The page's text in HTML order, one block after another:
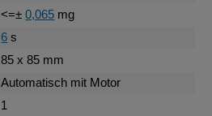
<=±0,065 mg
6 s
85 x 85 mm
Automatisch mit Motor
1